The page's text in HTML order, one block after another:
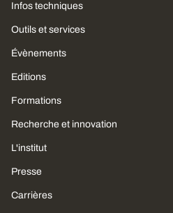
Infos techniques
Outils et services
Évènements
Editions
Formations
Recherche et innovation
L'institut
Presse
Carrières